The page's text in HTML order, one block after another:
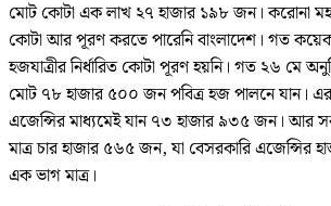
মোট কোটা এক লাখ ২৭ হাজার ১৯৮ জন। করোনা
কোটা আর পূরণ করতে পারেনি বাংলাদেশ। গত
হজযাত্রীর নির্ধারিত কোটা পূরণ হয়নি। গত ২৬ মে
মোট ৭৮ হাজার ৫০০ জন পবিত্র হজ পালনে যান।
এজেন্সির মাধ্যমেই যান ৭৩ হাজার ৯৩৫ জন। আর
মাত্র চার হাজার ৫৬৫ জন, যা বেসরকারি এজেন্সির
এক ভাগ মাত্র।